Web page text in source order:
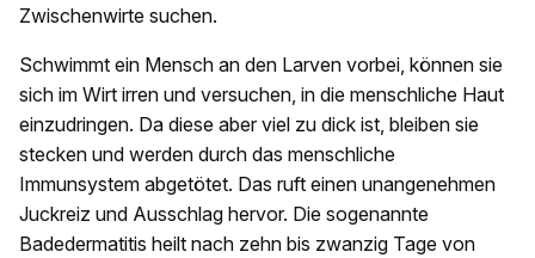
Zwischenwirte suchen.
Schwimmt ein Mensch an den Larven vorbei, können sie
sich im Wirt irren und versuchen, in die menschliche Haut
einzudringen. Da diese aber viel zu dick ist, bleiben sie
stecken und werden durch das menschliche
Immunsystem abgetötet. Das ruft einen unangenehmen
Juckreiz und Ausschlag hervor. Die sogenannte
Badedermatitis heilt nach zehn bis zwanzig Tage von